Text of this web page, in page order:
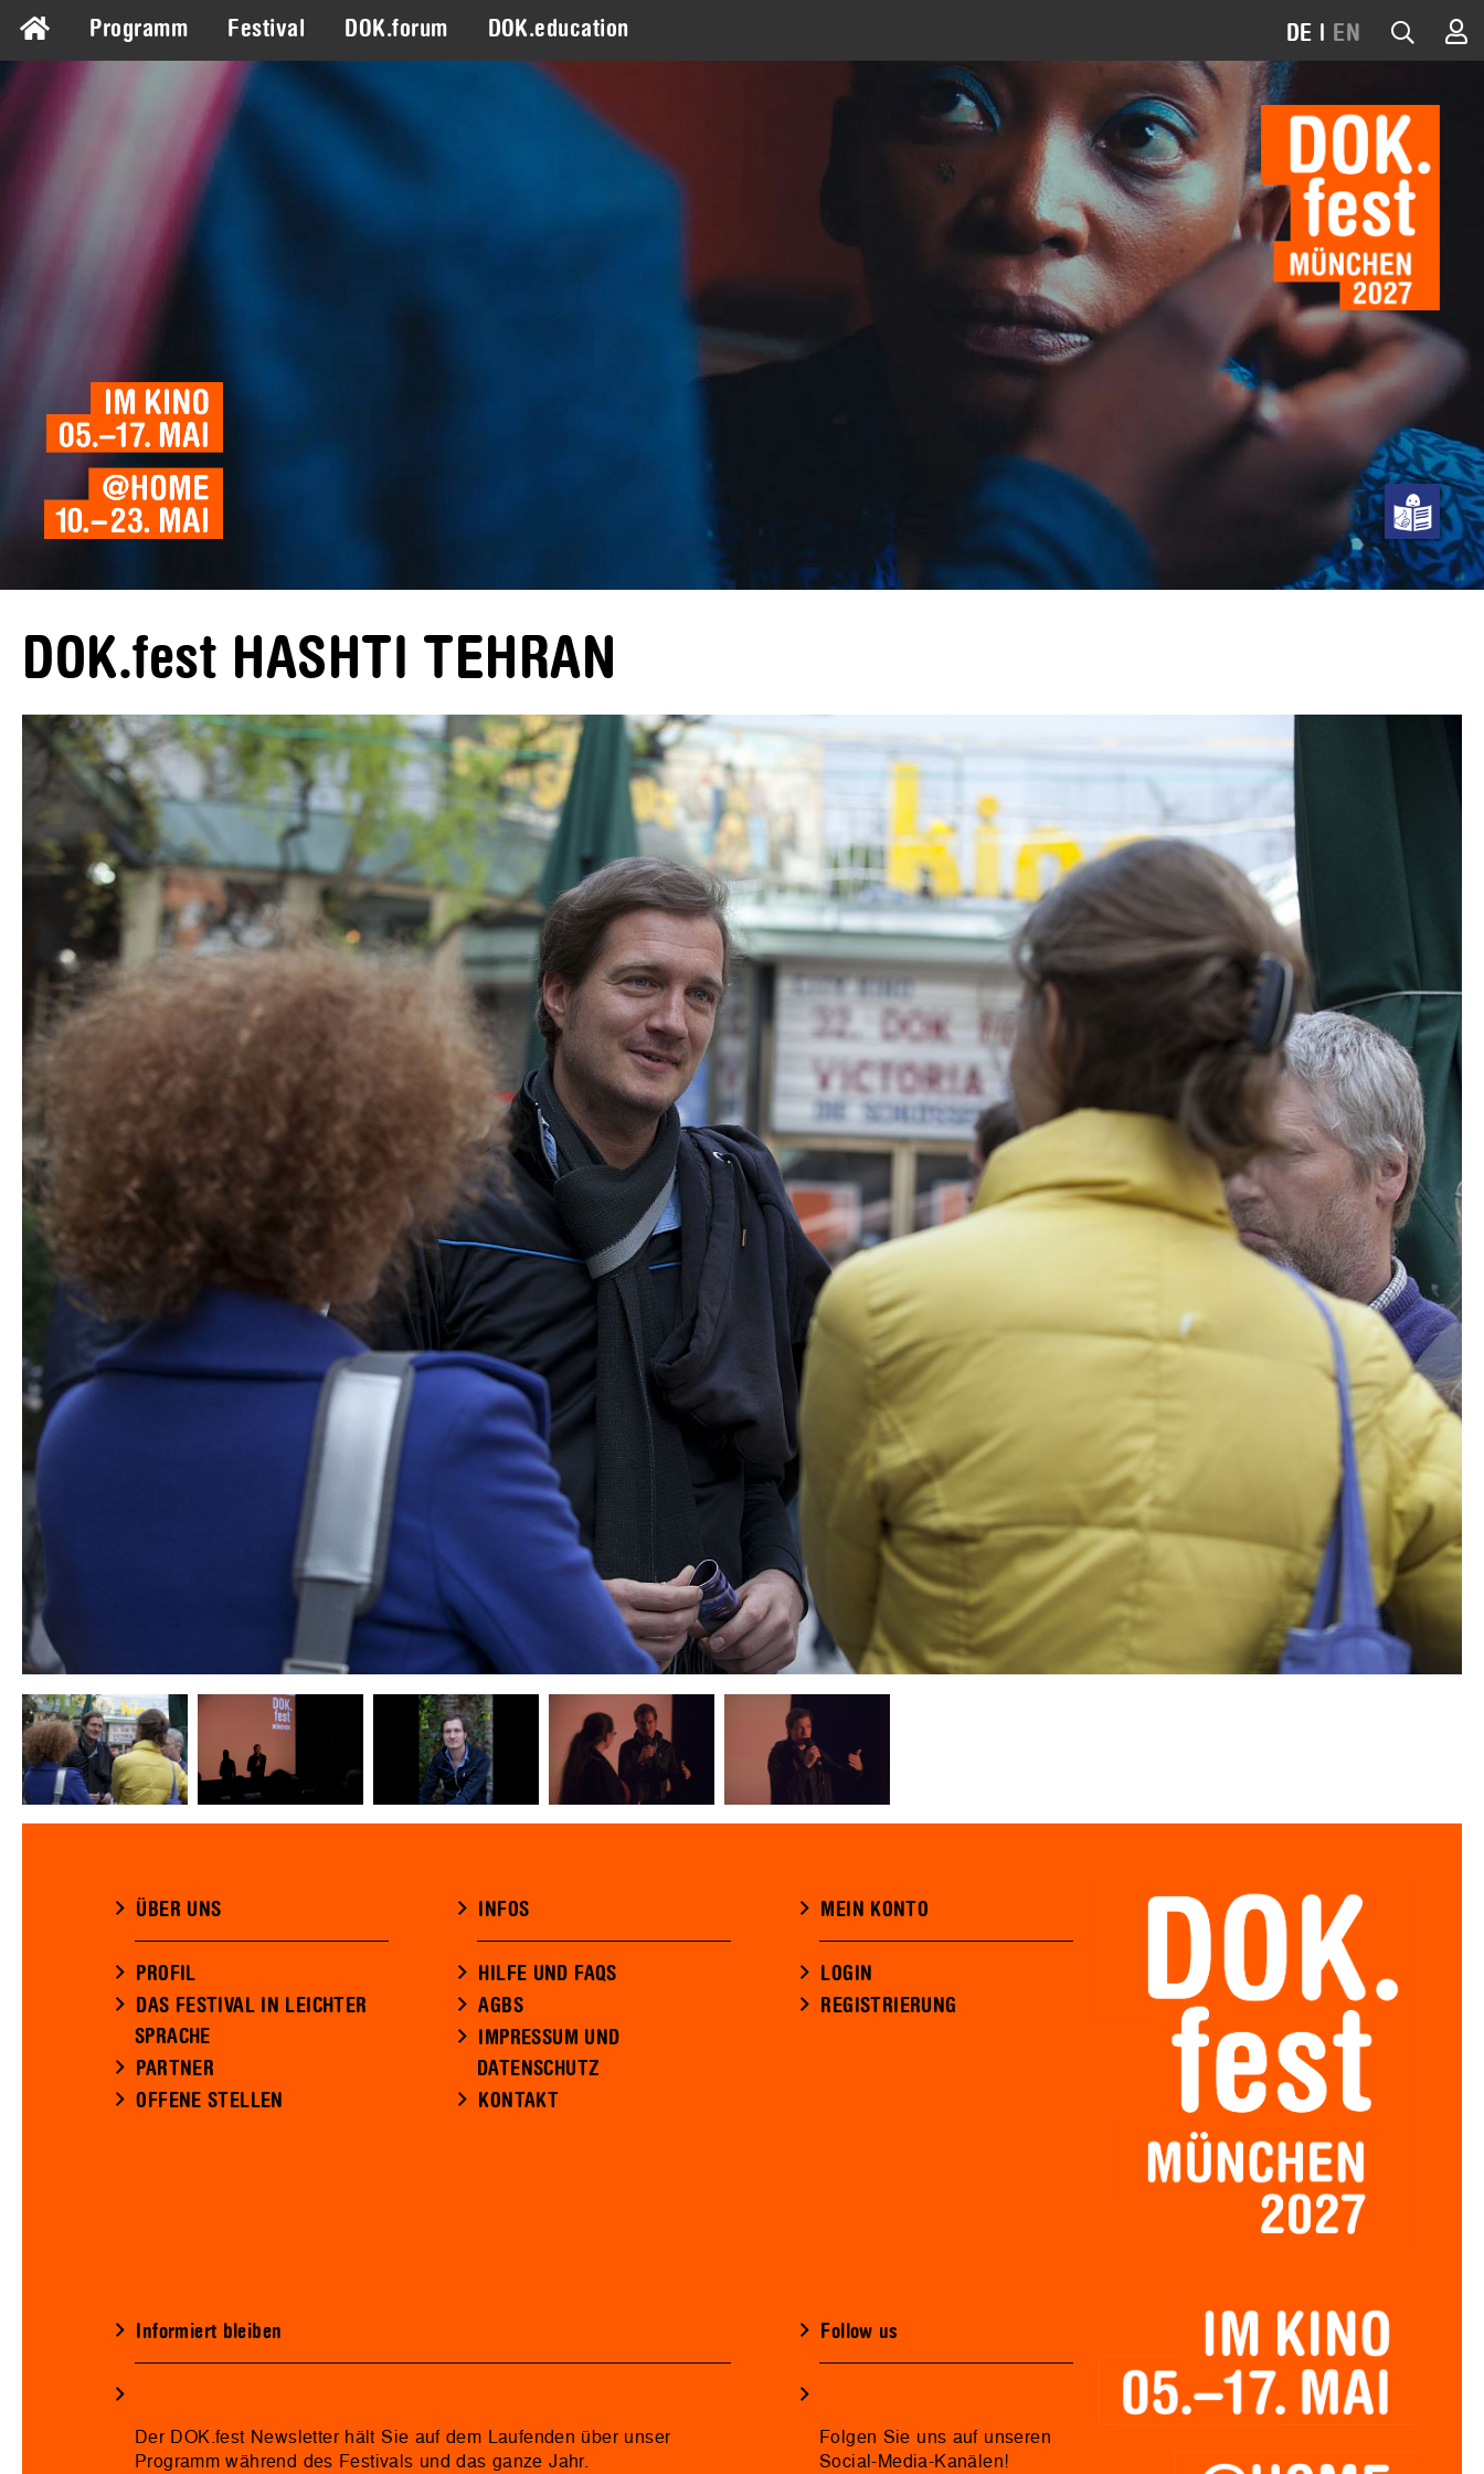
Programm Festival DOK.forum DOK.education DE | EN
DOK.fest HASHTI TEHRAN
ÜBER UNS
PROFIL
DAS FESTIVAL IN LEICHTER
SPRACHE
PARTNER
OFFENE STELLEN
INFOS
HILFE UND FAQS
AGBS
IMPRESSUM UND
DATENSCHUTZ
KONTAKT
MEIN KONTO
LOGIN
REGISTRIERUNG
Informiert bleiben
Der DOK.fest Newsletter hält Sie auf dem Laufenden über unser
Programm während des Festivals und das ganze Jahr.
Follow us
Folgen Sie uns auf unseren
Social-Media-Kanälen!